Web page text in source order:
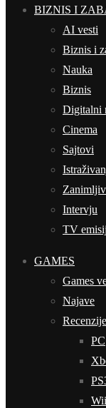
BIZNIS I
AI vesti
Biznis i
Nauka
Biznis
Digitalni
Cinema
Sajtovi
Intervju
TV
GAMES
Games
Najave
Recenzije
PC